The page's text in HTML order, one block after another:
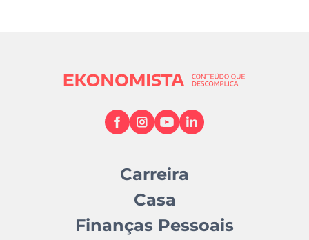
Carreira
Casa
Finanças Pessoais